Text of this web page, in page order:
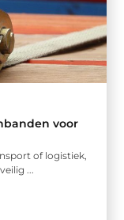
voor
of logistiek,
...